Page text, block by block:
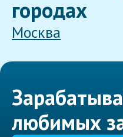
городах
Москва
любимых